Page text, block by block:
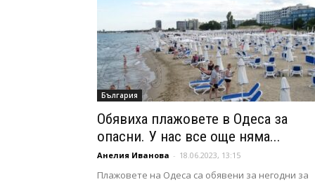
България
Обявиха плажовете в Одеса за
опасни. У нас все още няма...
Анелия Иванова - 18.06.2023, 13:15
Плажовете на Одеса са обявени за негодни за